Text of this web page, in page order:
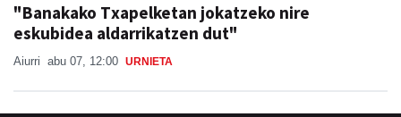
"Banakako Txapelketan jokatzeko nire
eskubidea aldarrikatzen dut"
Aiurri abu 07, 12:00 URNIETA